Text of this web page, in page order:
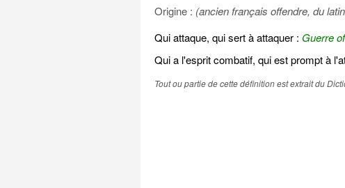
Origine : (ancien français offendre, du
Qui attaque, qui sert à attaquer : Guerre
Qui a l'esprit combatif, qui est prompt à
Tout ou partie de cette définition est extrait du